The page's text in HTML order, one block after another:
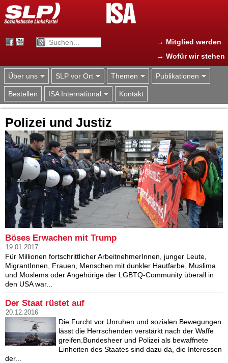
Jump to navigation
→ Mitglied werden
→ Wofür wir stehen
Über uns SLP vor Ort Themen Publikationen
Bestellen ISA International Kontakt
Polizei und Justiz
Böses Erwachen mit Trump
19.01.2017
Für Millionen fortschrittlicher ArbeitnehmerInnen, junger Leute,
MigrantInnen, Frauen, Menschen mit dunkler Hautfarbe, Muslima
und Moslems oder Angehörige der LGBTQ-Community überall in
den USA war...
Der Staat rüstet auf
20.12.2016
Die Furcht vor Unruhen und sozialen Bewegungen
lässt die Herrschenden verstärkt nach der Waffe
greifen.Bundesheer und Polizei als bewaffnete
Einheiten des Staates sind dazu da, die Interessen
der...